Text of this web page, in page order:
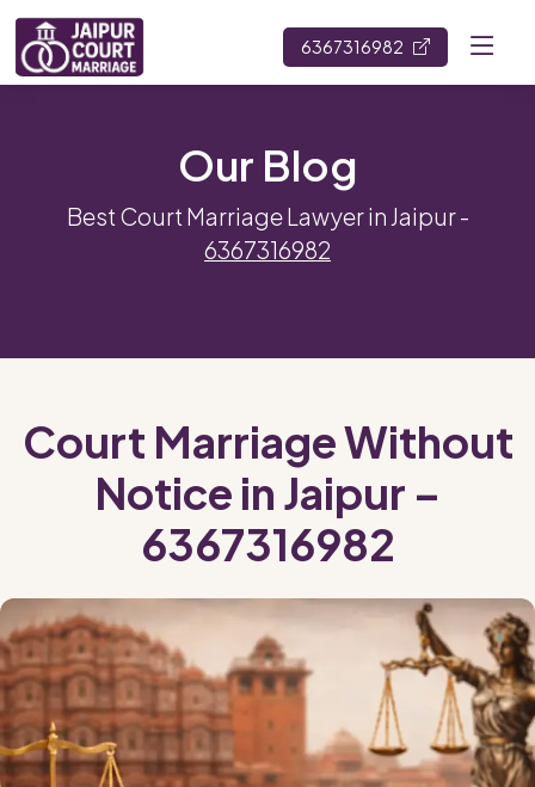
6367316982
Our Blog
Best Court Marriage Lawyer in Jaipur -
6367316982
Court Marriage Without
Notice in Jaipur –
6367316982